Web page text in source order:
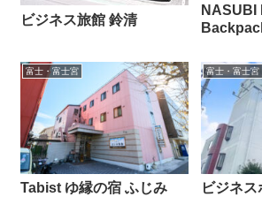
ビジネス旅館 鈴清
NASUBI
富士・富士宮
Tabist ゆ縁の宿 ふじみ
富士・富士宮
ビジネ